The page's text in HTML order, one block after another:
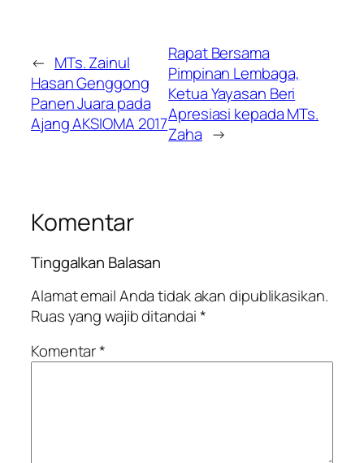
← MTs. Zainul
Hasan Genggong
Panen Juara pada
Ajang AKSIOMA 2017
Rapat Bersama
Pimpinan Lembaga,
Ketua Yayasan Beri
Apresiasi kepada MTs.
Zaha →
Komentar
Tinggalkan Balasan
Alamat email Anda tidak akan dipublikasikan.
Ruas yang wajib ditandai*
Komentar*